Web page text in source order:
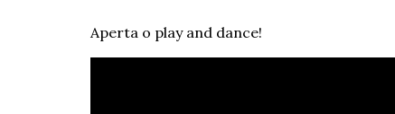
Aperta o play and dance!